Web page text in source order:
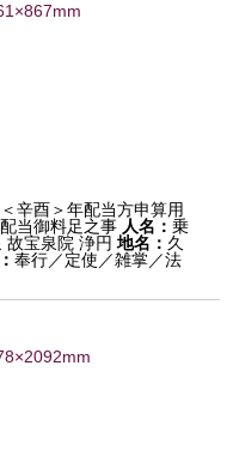
辛酉＞年配当方申算用
当御料足之事 人名：乗
故宝泉院 浄円 地名： 久
奉行／定使／雑掌／法